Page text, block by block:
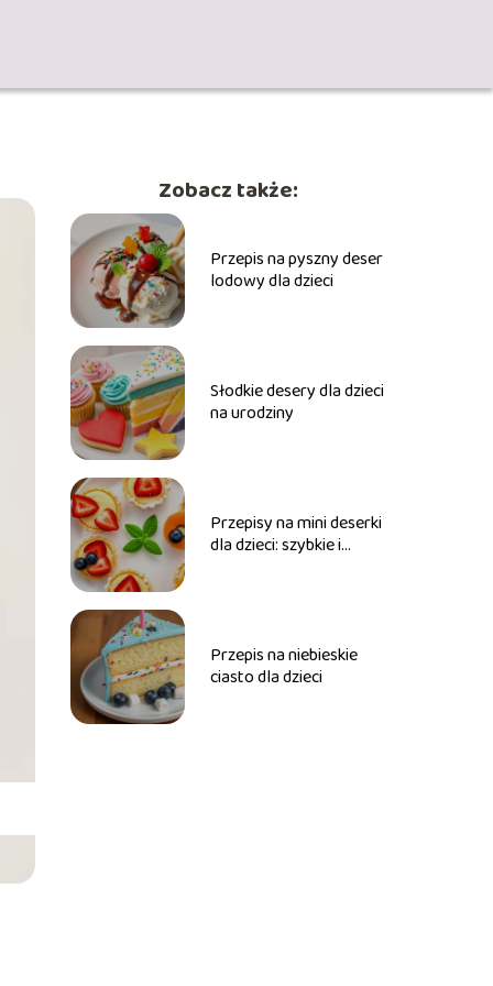
Zobacz także:
Przepis na pyszny deser
lodowy dla dzieci
Słodkie desery dla dzieci
na urodziny
Przepisy na mini deserki
dla dzieci: szybkie i
Przepis na niebieskie
ciasto dla dzieci